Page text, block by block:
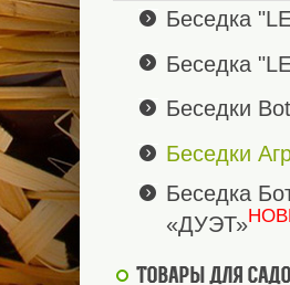
Беседка
Беседка
Беседки
Беседки
Беседка
«ДУЭТ»
Товары для